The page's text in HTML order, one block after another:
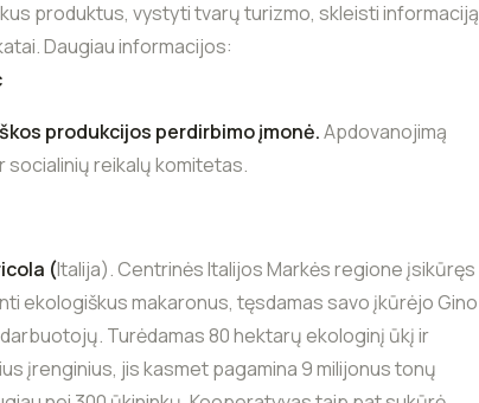
produktus, vystyti tvarų turizmo, skleisti informaciją
Daugiau informacijos:
produkcijos perdirbimo įmonė.Apdovanojimą
reikalų komitetas.
(Italija). Centrinės Italijos Markės regione įsikūręs
ekologiškus makaronus, tęsdamas savo įkūrėjo Gino
Turėdamas 80 hektarų ekologinį ūkį ir
įrenginius, jis kasmet pagamina 9 milijonus tonų